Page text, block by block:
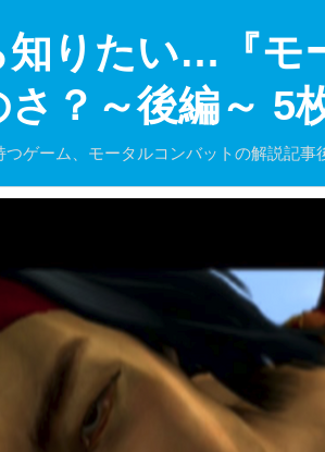
知りたい…『モ
？～後編～ 5
ゲーム、モータルコンバットの解説記事